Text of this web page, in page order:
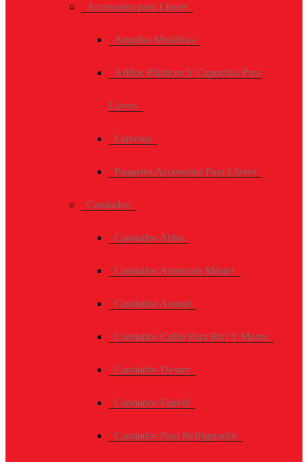
Accesorios para Llaves
Argollas Metálicas
Arillos Plásticos Y Capuchas Para
Llaves
Llaveros
Paquetes Accesorios Para Llaves
Candados
Candados Abba
Candados American Máster
Candados Austral
Candados Cable Para Bici Y Motos
Candados Dexter
Candados Faitelli
Candados Para Refrigerador